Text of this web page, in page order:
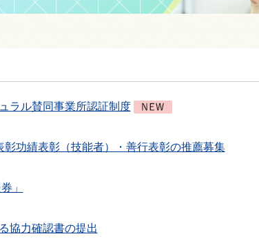
ラル賛同事業所認証制度
彰功績表彰（技能者）・善行表彰の推薦募集
」
協力確認書の提出